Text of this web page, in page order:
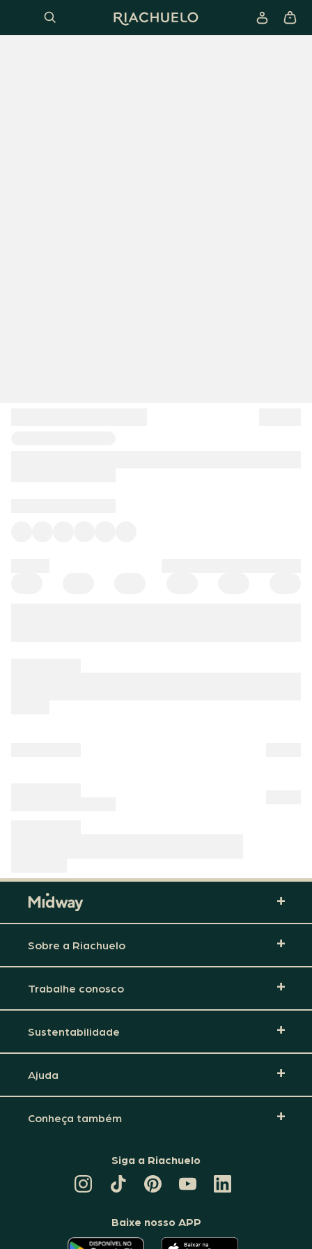
Sobre a Riachuelo
Trabalhe conosco
Sustentabilidade
Ajuda
Conheça também
Siga a Riachuelo
TIKTOK
DA
PINTEREST
DA
CANAL
DA
RIACHUELO
LINKEDIN
DA
Baixe nosso APP
O O